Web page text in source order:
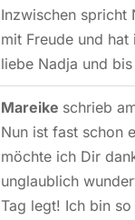
Inzwischen spricht
mit Freude und
liebe Nadja und
Mareike schrieb
Nun ist fast schon
möchte ich Dir
unglaublich
Tag legt! Ich bin